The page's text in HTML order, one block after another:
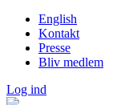
English
Kontakt
Presse
Bliv medlem
Log ind